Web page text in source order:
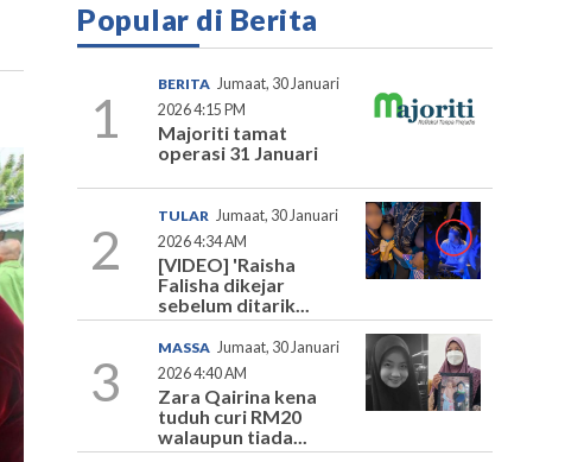
Popular di Berita
1
BERITA Jumaat, 30 Januari
2026 4:15 PM
Majoriti tamat
operasi 31 Januari
2
TULAR Jumaat, 30 Januari
2026 4:34 AM
[VIDEO] 'Raisha
Falisha dikejar
sebelum ditarik...
3
MASSA Jumaat, 30 Januari
2026 4:40 AM
Zara Qairina kena
tuduh curi RM20
walaupun tiada...